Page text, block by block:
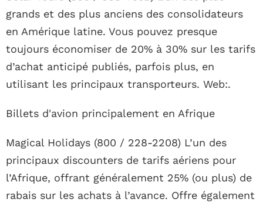
grands et des plus anciens des consolidateurs
en Amérique latine. Vous pouvez presque
toujours économiser de 20% à 30% sur les tarifs
d’achat anticipé publiés, parfois plus, en
utilisant les principaux transporteurs. Web:.
Billets d'avion principalement en Afrique
Magical Holidays (800 / 228-2208) L’un des
principaux discounters de tarifs aériens pour
l’Afrique, offrant généralement 25% (ou plus) de
rabais sur les achats à l’avance. Offre également